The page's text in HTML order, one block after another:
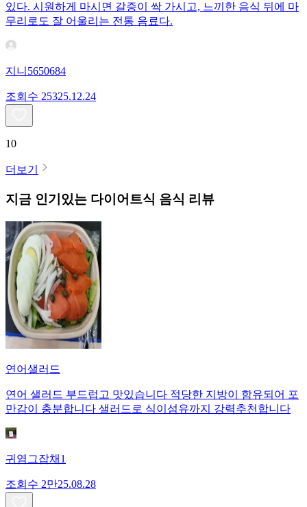
있다. 시원하게 마시면 갈증이 싹 가시고, 느끼한 음식 뒤에 마
무리로도 잘 어울리는 전통 음료다.
지니5650684
조회수 25325.12.24
10
더보기
지금 인기있는 다이어트식 음식 리뷰
연어샐러드
연어 샐러드 부드럽고 맛있습니다 적당한 지방이 함유되어 포
만감이 충분합니다 샐러드로 식이섬유까지 강력추천합니다
귀염그잡채1
조회수 2만25.08.28